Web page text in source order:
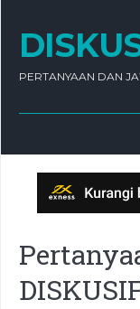
PERTANYAAN DAN